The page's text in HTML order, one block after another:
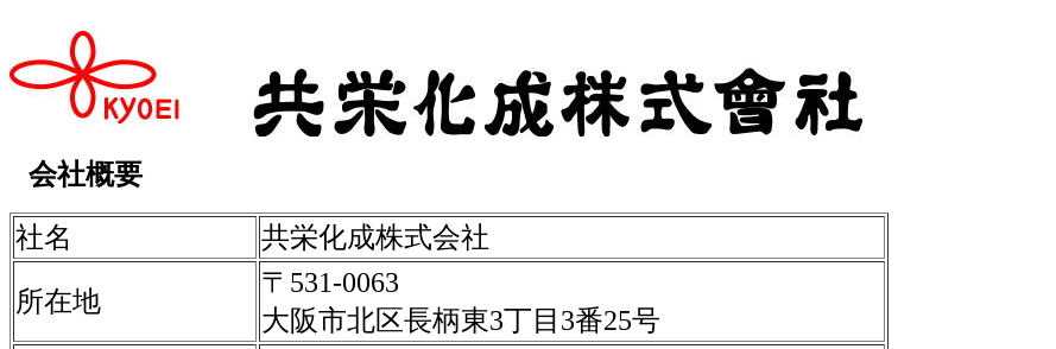
会社概要
社名 共栄化成株式会社
所在地
〒531-0063
大阪市北区長柄東3丁目3番25号